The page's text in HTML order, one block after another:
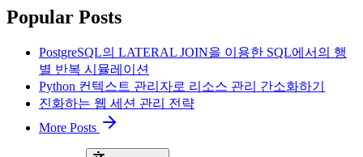
Popular Posts
PostgreSQL의 LATERAL JOIN을 이용한 SQL에서의 행
별 반복 시뮬레이션
Python 컨텍스트 관리자로 리소스 관리 간소화하기
진화하는 웹 세션 관리 전략
More Posts